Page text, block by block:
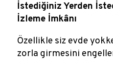
İstediğiniz Yerden
İzleme İmkânı
Özellikle siz evde
zorla girmesini